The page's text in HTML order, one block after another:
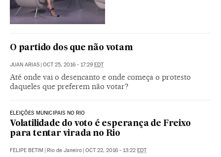
O partido dos que não votam
JUAN ARIAS | OCT 25, 2016 - 17:29 EDT
Até onde vai o desencanto e onde começa o protesto
daqueles que preferem não votar?
ELEIÇÕES MUNICIPAIS NO RIO
Volatilidade do voto é esperança de Freixo
para tentar virada no Rio
FELIPE BETIM | Rio de Janeiro | OCT 22, 2016 - 13:22 EDT